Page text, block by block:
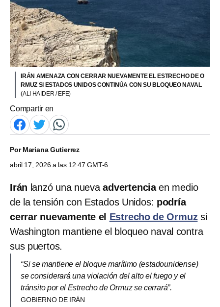
IRÁN AMENAZA CON CERRAR NUEVAMENTE EL ESTRECHO DE O
RMUZ SI ESTADOS UNIDOS CONTINÚA CON SU BLOQUEO NAVAL
(ALI HAIDER / EFE)
Compartir en
PorMariana Gutierrez
abril 17, 2026 a las 12:47 GMT-6
Irán lanzó una nuevaadvertenciaen medio
de la tensión con Estados Unidos: podría
cerrar nuevamente el Estrecho de Ormuzsi
Washington mantiene el bloqueo naval contra
sus puertos.
“Si se mantiene el bloque marítimo (estadounidense)
se considerará una violación del alto el fuego y el
tránsito por el Estrecho de Ormuz se cerrará”.
GOBIERNO DE IRÁN